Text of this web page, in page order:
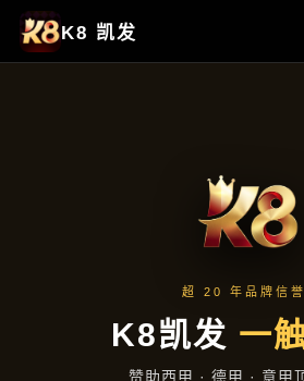
聚焦企业
首页 聚焦企业